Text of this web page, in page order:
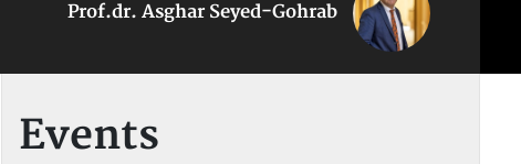
Prof.dr. Asghar Seyed-Gohrab
Events